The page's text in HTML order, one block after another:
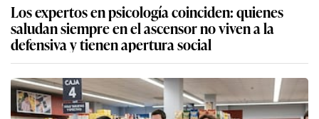
Los expertos en psicología coinciden: quienes
saludan siempre en el ascensor no viven a la
defensiva y tienen apertura social